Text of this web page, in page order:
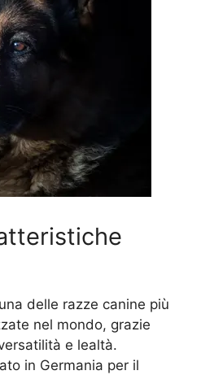
delle razze canine più
nel mondo, grazie
e lealtà.
in Germania per il